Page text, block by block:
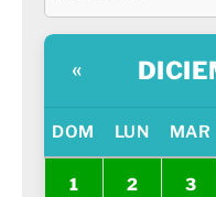
«
DOM LUN MAR
1 2 3